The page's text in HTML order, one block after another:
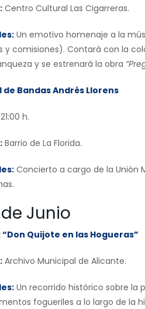
Centro Cultural Las Cigarreras.
Un emotivo homenaje a la
y comisiones). Contará con la
y se estrenará la obra
de Bandas Andrés Llorens
21:00 h.
Barrio de La Florida.
Concierto a cargo de la Unión
Junio
“Don Quijote en las Hogueras”
Archivo Municipal de Alicante.
Un recorrido histórico sobre la
fogueriles a lo largo de la